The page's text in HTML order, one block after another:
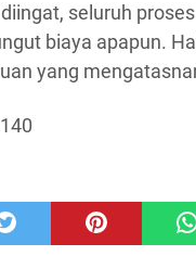
seluruh
biaya apapun.
yang
140